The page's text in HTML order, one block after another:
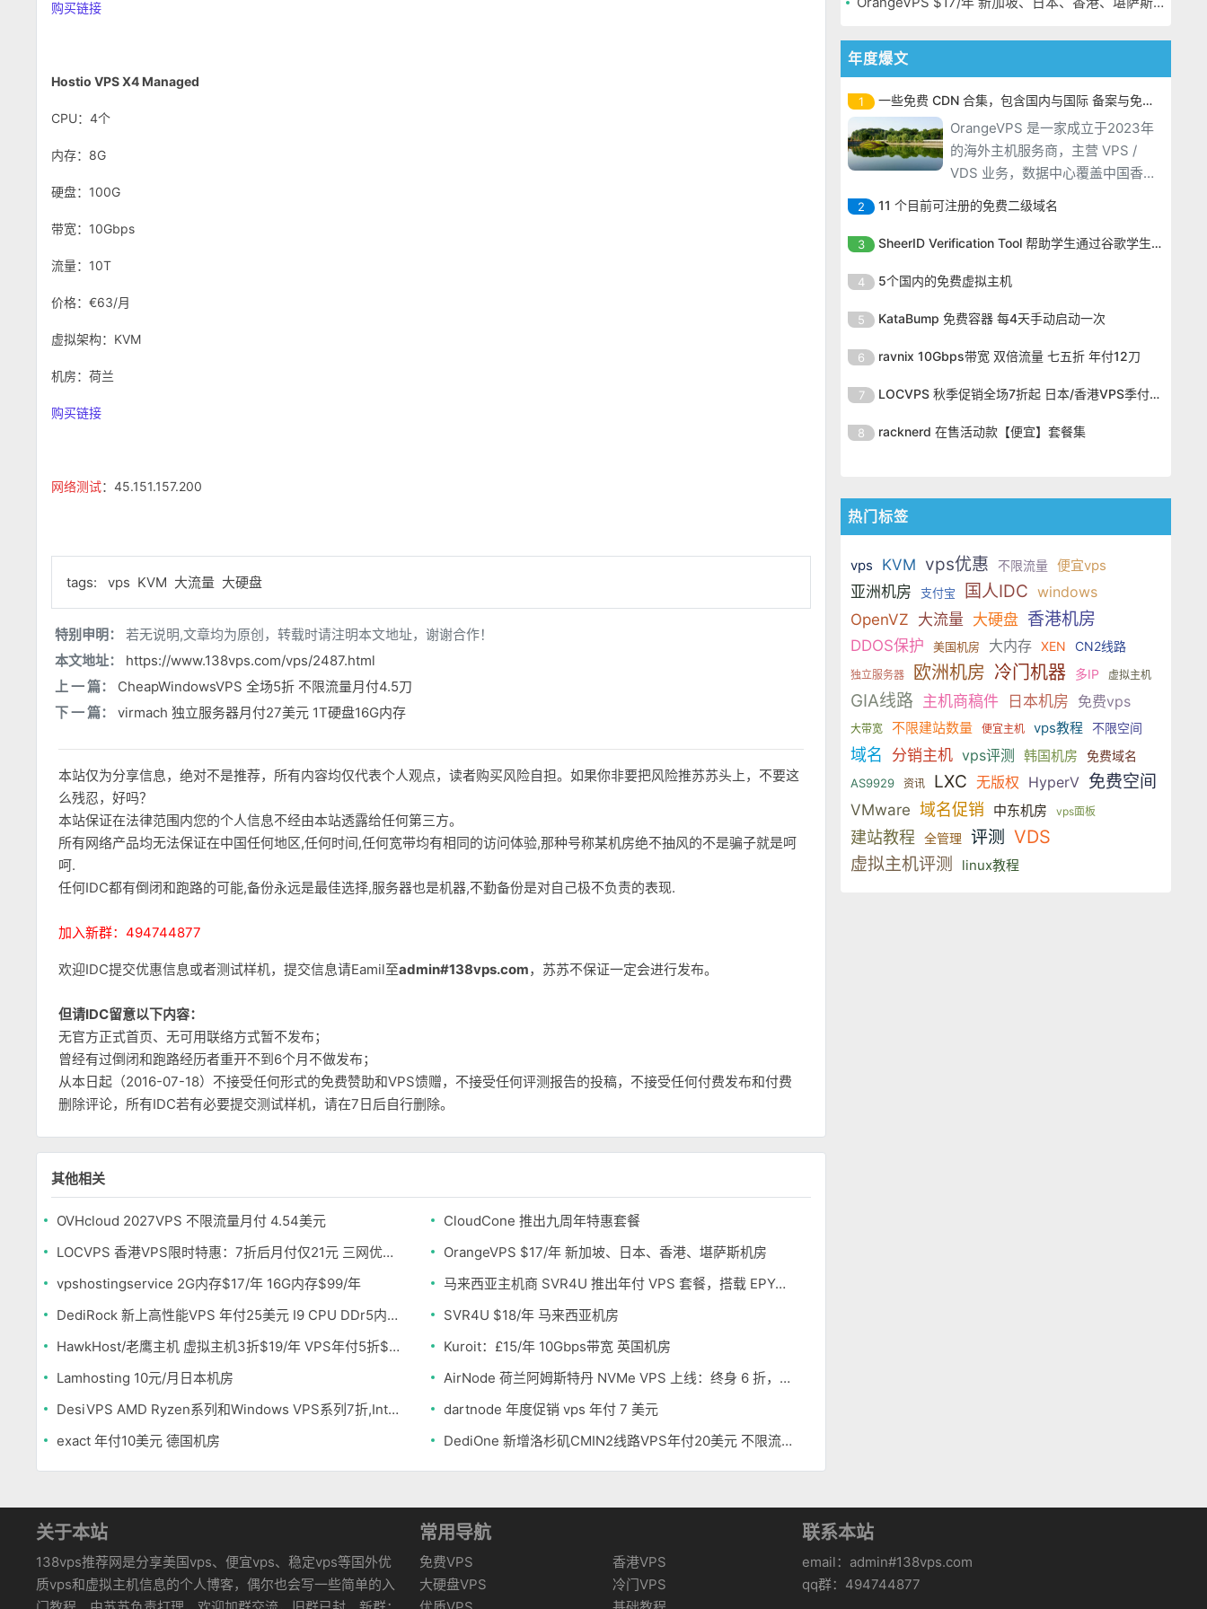
购买链接
Hostio VPS X4 Managed
CPU：4个
内存：8G
硬盘：100G
带宽：10Gbps
流量：10T
价格：€63/月
虚拟架构：KVM
机房：荷兰
购买链接
网络测试：45.151.157.200
tags: vps KVM 大流量 大硬盘
特别申明：
若无说明,文章均为原创，转载时请注明本文地址，谢谢合作！
本文地址：
https://www.138vps.com/vps/2487.html
上 一 篇：
CheapWindowsVPS 全场5折 不限流量月付4.5刀
下 一 篇：
virmach 独立服务器月付27美元 1T硬盘16G内存
本站仅为分享信息，绝对不是推荐，所有内容均仅代表个人观点，读者购买风险自担。如果你非要把风险推苏苏头上，不要这
么残忍，好吗？
本站保证在法律范围内您的个人信息不经由本站透露给任何第三方。
所有网络产品均无法保证在中国任何地区,任何时间,任何宽带均有相同的访问体验,那种号称某机房绝不抽风的不是骗子就是呵
呵.
任何IDC都有倒闭和跑路的可能,备份永远是最佳选择,服务器也是机器,不勤备份是对自己极不负责的表现.
加入新群：494744877
欢迎IDC提交优惠信息或者测试样机，提交信息请Eamil至admin#138vps.com，苏苏不保证一定会进行发布。
但请IDC留意以下内容：
无官方正式首页、无可用联络方式暂不发布；
曾经有过倒闭和跑路经历者重开不到6个月不做发布；
从本日起（2016-07-18）不接受任何形式的免费赞助和VPS馈赠，不接受任何评测报告的投稿，不接受任何付费发布和付费
删除评论，所有IDC若有必要提交测试样机，请在7日后自行删除。
其他相关
OVHcloud 2027VPS 不限流量月付 4.54美元
CloudCone 推出九周年特惠套餐
LOCVPS 香港VPS限时特惠：7折后月付仅21元 三网优化BGP线路 可选原生IP
OrangeVPS $17/年 新加坡、日本、香港、堪萨斯机房
vpshostingservice 2G内存$17/年 16G内存$99/年
马来西亚主机商 SVR4U 推出年付 VPS 套餐，搭载 EPYC/至强铂金，支持支付宝
DediRock 新上高性能VPS 年付25美元 I9 CPU DDr5内存 纽约机房
SVR4U $18/年 马来西亚机房
HawkHost/老鹰主机 虚拟主机3折$19/年 VPS年付5折$25/年
Kuroit：£15/年 10Gbps带宽 英国机房
Lamhosting 10元/月日本机房
AirNode 荷兰阿姆斯特丹 NVMe VPS 上线：终身 6 折，€1.99/月起，2.5Tbit/s DDoS 防护
DesiVPS AMD Ryzen系列和Windows VPS系列7折,Intel系列年付11.6美元
dartnode 年度促销 vps 年付 7 美元
exact 年付10美元 德国机房
DediOne 新增洛杉矶CMIN2线路VPS年付20美元 不限流量
年度爆文
1 一些免费 CDN 合集，包含国内与国际 备案与免备案
OrangeVPS 是一家成立于2023年
的海外主机服务商，主营 VPS /
VDS 业务，数据中心覆盖中国香
港、新加坡、日本、美国堪萨斯与
洛杉矶等多个地区。其 VPS 产品基
于 KVM 虚拟化架构，配备 NVMe
国两大系列。亚洲 VPS 月付低至 6
2 11 个目前可注册的免费二级域名
OrangeVPS 是一家成立于2023年
的海外主机服务商，主营 VPS /
VDS 业务，数据中心覆盖中国香
洛杉矶等多个地区。其 VPS 产品基
SSD 固态硬盘，主要分为亚洲和美
国两大系列。亚洲 VPS 月付低至 6
3 SheerID Verification Tool 帮助学生通过谷歌学生计划免费获得 Gemini Advanced
OrangeVPS 是一家成立于2023年
的海外主机服务商，主营 VPS /
VDS 业务，数据中心覆盖中国香
洛杉矶等多个地区。其 VPS 产品基
SSD 固态硬盘，主要分为亚洲和美
国两大系列。亚洲 VPS 月付低至 6
4 5个国内的免费虚拟主机
OrangeVPS 是一家成立于2023年
的海外主机服务商，主营 VPS /
VDS 业务，数据中心覆盖中国香
洛杉矶等多个地区。其 VPS 产品基
SSD 固态硬盘，主要分为亚洲和美
5 KataBump 免费容器 每4天手动启动一次
OrangeVPS 是一家成立于2023年
的海外主机服务商，主营 VPS /
VDS 业务，数据中心覆盖中国香
洛杉矶等多个地区。其 VPS 产品基
国两大系列。亚洲 VPS 月付低至 6
6 ravnix 10Gbps带宽 双倍流量 七五折 年付12刀
OrangeVPS 是一家成立于2023年
的海外主机服务商，主营 VPS /
VDS 业务，数据中心覆盖中国香
于 KVM 虚拟化架构，配备 NVMe
国两大系列。亚洲 VPS 月付低至 6
美元，美国
7 LOCVPS 秋季促销全场7折起 日本/香港VPS季付63元
OrangeVPS 是一家成立于2023年
的海外主机服务商，主营 VPS /
于 KVM 虚拟化架构，配备 NVMe
SSD 固态硬盘，主要分为亚洲和美
国两大系列。亚洲 VPS 月付低至 6
美元，美国
8 racknerd 在售活动款【便宜】套餐集
VDS 业务，数据中心覆盖中国香
于 KVM 虚拟化架构，配备 NVMe
SSD 固态硬盘，主要分为亚洲和美
国两大系列。亚洲 VPS 月付低至 6
美元，美国
热门标签
vps KVM vps优惠 不限流量 便宜vps
亚洲机房 支付宝 国人IDC windows
OpenVZ 大流量 大硬盘 香港机房
DDOS保护 美国机房 大内存 XEN CN2线路
独立服务器 欧洲机房 冷门机器 多IP 虚拟主机
GIA线路 主机商稿件 日本机房 免费vps
大带宽 不限建站数量 便宜主机 vps教程 不限空间
域名 分销主机 vps评测 韩国机房 免费域名
AS9929 资讯 LXC 无版权 HyperV 免费空间
VMware 域名促销 中东机房 vps面板
建站教程 全管理 评测 VDS
虚拟主机评测 linux教程
关于本站
138vps推荐网是分享美国vps、便宜vps、稳定vps等国外优
质vps和虚拟主机信息的个人博客，偶尔也会写一些简单的入
常用导航
免费VPS
香港VPS
大硬盘VPS
冷门VPS
联系本站
email：admin#138vps.com
qq群：494744877